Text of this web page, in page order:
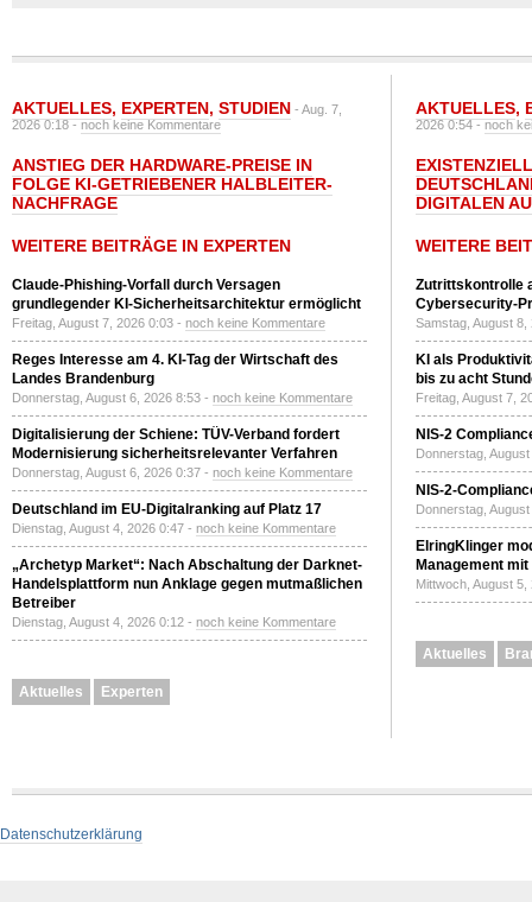
AKTUELLES, EXPERTEN, STUDIEN - Aug. 7,
2026 0:18 -noch keine Kommentare
ANSTIEG DER HARDWARE-PREISE IN
FOLGE KI-GETRIEBENER HALBLEITER-
NACHFRAGE
WEITERE BEITRÄGE IN EXPERTEN
Claude-Phishing-Vorfall durch Versagen
grundlegender KI-Sicherheitsarchitektur ermöglicht
Freitag, August 7, 2026 0:03 - noch keine Kommentare
Reges Interesse am 4. KI-Tag der Wirtschaft des
Landes Brandenburg
Donnerstag, August 6, 2026 8:53 - noch keine Kommentare
Digitalisierung der Schiene: TÜV-Verband fordert
Modernisierung sicherheitsrelevanter Verfahren
Donnerstag, August 6, 2026 0:37 - noch keine Kommentare
Deutschland im EU-Digitalranking auf Platz 17
Dienstag, August 4, 2026 0:47 - noch keine Kommentare
„Archetyp Market“: Nach Abschaltung der Darknet-
Handelsplattform nun Anklage gegen mutmaßlichen
Betreiber
Dienstag, August 4, 2026 0:12 - noch keine Kommentare
Aktuelles Experten
AKTUELLES,
2026 0:54 -noch
DIGITALEN
WEITERE
Zutrittskontrolle
Cybersecurity-
Samstag, August
KI als
bis zu acht
Freitag, August 7,
NIS-2
Donnerstag,
NIS-2-
Donnerstag,
ElringKlinger
Management
Mittwoch, August
Aktuelles
Datenschutzerklärung